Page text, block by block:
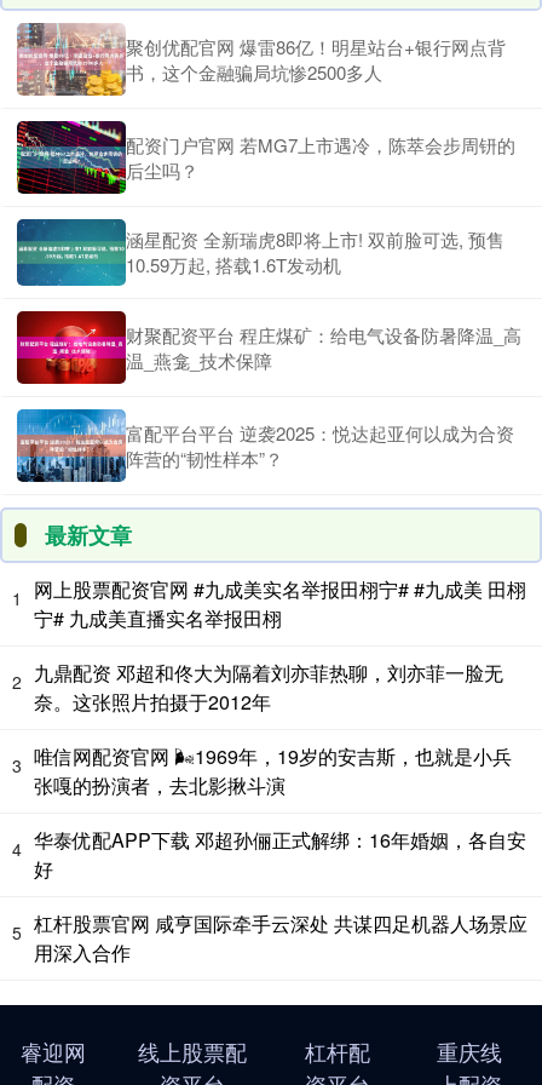
聚创优配官网 爆雷86亿！明星站台+银行网点背
书，这个金融骗局坑惨2500多人
配资门户官网 若MG7上市遇冷，陈萃会步周钘的
后尘吗？
涵星配资 全新瑞虎8即将上市! 双前脸可选, 预售
10.59万起, 搭载1.6T发动机
财聚配资平台 程庄煤矿：给电气设备防暑降温_高
温_燕龛_技术保障
富配平台平台 逆袭2025：悦达起亚何以成为合资
阵营的“韧性样本”？
最新文章
1
网上股票配资官网 #九成美实名举报田栩宁# #九成美 田栩
宁# 九成美直播实名举报田栩
2 九鼎配资 邓超和佟大为隔着刘亦菲热聊，刘亦菲一脸无
奈。这张照片拍摄于2012年
3 唯信网配资官网 🌬1969年，19岁的安吉斯，也就是小兵
张嘎的扮演者，去北影揪斗演
4 华泰优配APP下载 邓超孙俪正式解绑：16年婚姻，各自安
好
5 杠杆股票官网 咸亨国际牵手云深处 共谋四足机器人场景应
用深入合作
睿迎网
线上股票配
杠杆配
重庆线